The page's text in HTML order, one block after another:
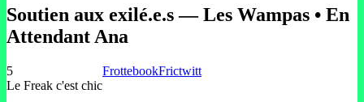
Soutien aux exilé.e.s — Les Wampas • En
Attendant Ana
5
Le Freak c'est chic
FrottebookFrictwitt